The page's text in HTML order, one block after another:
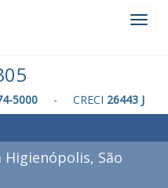
5000 - CRECI 26443 J
São